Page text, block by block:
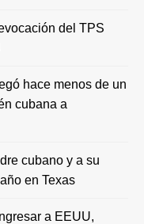
del TPS
hace menos de un
cubana a
cubano y a su
en Texas
a EEUU,